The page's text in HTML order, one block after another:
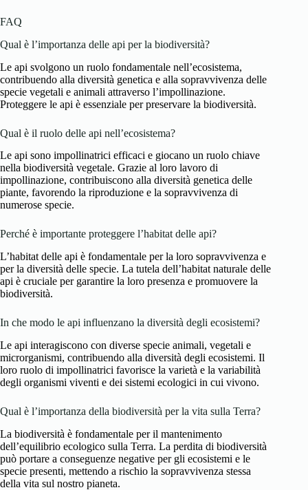
FAQ
Qual è l’importanza delle api per la biodiversità?
Le api svolgono un ruolo fondamentale nell’ecosistema,
contribuendo alla diversità genetica e alla sopravvivenza delle
specie vegetali e animali attraverso l’impollinazione.
Proteggere le api è essenziale per preservare la biodiversità.
Qual è il ruolo delle api nell’ecosistema?
Le api sono impollinatrici efficaci e giocano un ruolo chiave
nella biodiversità vegetale. Grazie al loro lavoro di
impollinazione, contribuiscono alla diversità genetica delle
piante, favorendo la riproduzione e la sopravvivenza di
numerose specie.
Perché è importante proteggere l’habitat delle api?
L’habitat delle api è fondamentale per la loro sopravvivenza e
per la diversità delle specie. La tutela dell’habitat naturale delle
api è cruciale per garantire la loro presenza e promuovere la
biodiversità.
In che modo le api influenzano la diversità degli ecosistemi?
Le api interagiscono con diverse specie animali, vegetali e
microrganismi, contribuendo alla diversità degli ecosistemi. Il
loro ruolo di impollinatrici favorisce la varietà e la variabilità
degli organismi viventi e dei sistemi ecologici in cui vivono.
Qual è l’importanza della biodiversità per la vita sulla Terra?
La biodiversità è fondamentale per il mantenimento
dell’equilibrio ecologico sulla Terra. La perdita di biodiversità
può portare a conseguenze negative per gli ecosistemi e le
specie presenti, mettendo a rischio la sopravvivenza stessa
della vita sul nostro pianeta.